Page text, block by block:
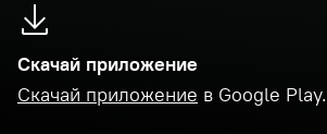
Скачай приложение
Скачай приложение в Google Play.